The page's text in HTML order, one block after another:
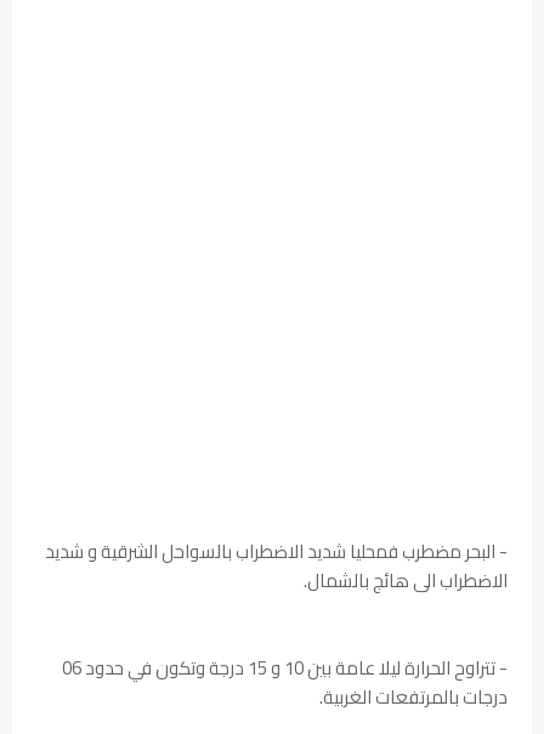
- البحر مضطرب فمحليا شديد الاضطراب بالسواحل الشرقية و شديد
الاضطراب الى هائج بالشمال.
- تتراوح الحرارة ليلا عامة بين 10 و 15 درجة وتكون في حدود 06
درجات بالمرتفعات الغربية.